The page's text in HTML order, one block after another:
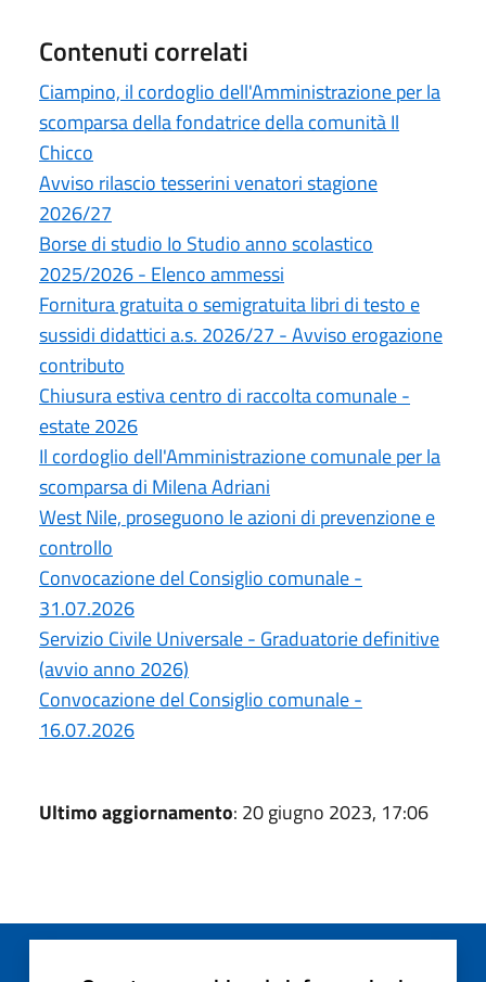
Contenuti correlati
Ciampino, il cordoglio dell'Amministrazione per la
scomparsa della fondatrice della comunità Il
Chicco
Avviso rilascio tesserini venatori stagione
2026/27
Borse di studio Io Studio anno scolastico
2025/2026 - Elenco ammessi
Fornitura gratuita o semigratuita libri di testo e
sussidi didattici a.s. 2026/27 - Avviso erogazione
contributo
Chiusura estiva centro di raccolta comunale -
estate 2026
Il cordoglio dell'Amministrazione comunale per la
scomparsa di Milena Adriani
West Nile, proseguono le azioni di prevenzione e
controllo
Convocazione del Consiglio comunale -
31.07.2026
Servizio Civile Universale - Graduatorie definitive
(avvio anno 2026)
Convocazione del Consiglio comunale -
16.07.2026
Ultimo aggiornamento: 20 giugno 2023, 17:06